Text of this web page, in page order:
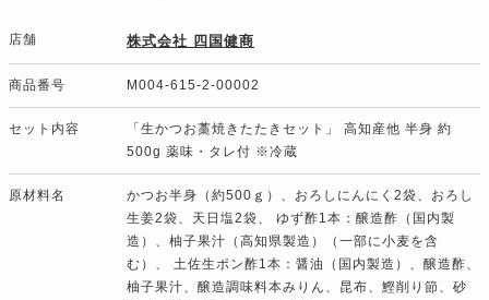
店舗 株式会社 四国健商
商品番号 M004-615-2-00002
セット内容
「生かつお藁焼きたたきセット」 高知産他 半身 約
500g 薬味・タレ付 ※冷蔵
原材料名
かつお半身（約500ｇ）、おろしにんにく2袋、おろし
生姜2袋、天日塩2袋、 ゆず酢1本：醸造酢（国内製
造）、柚子果汁（高知県製造）（一部に小麦を含
む）、 土佐生ポン酢1本：醤油（国内製造）、醸造酢、
柚子果汁、醸造調味料本みりん、昆布、鰹削り節、砂